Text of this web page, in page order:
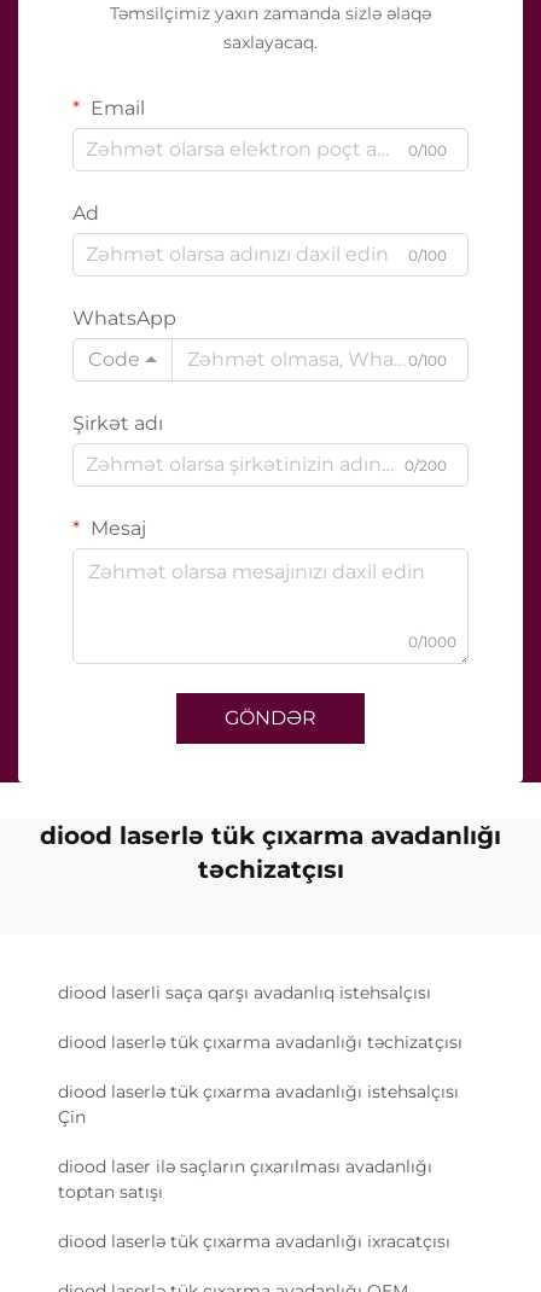
Təmsilçimiz yaxın zamanda sizlə əlaqə
saxlayacaq.
Email
0/100
Ad
0/100
WhatsApp
Code
0/100
Şirkət adı
0/200
Mesaj
0/1000
GÖNDƏR
diood laserlə tük çıxarma avadanlığı
təchizatçısı
diood laserli saça qarşı avadanlıq istehsalçısı
diood laserlə tük çıxarma avadanlığı təchizatçısı
diood laserlə tük çıxarma avadanlığı istehsalçısı
Çin
diood laser ilə saçların çıxarılması avadanlığı
toptan satışı
diood laserlə tük çıxarma avadanlığı ixracatçısı